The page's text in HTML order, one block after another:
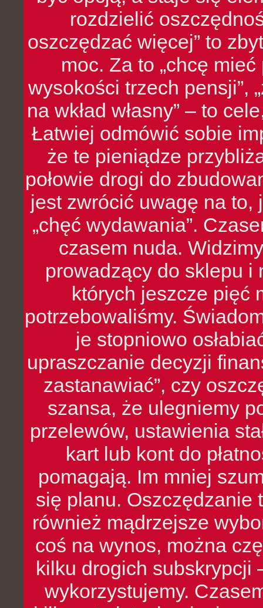
rozdzielić
oszczędzać więcej” to
moc. Za to „chcę
wysokości trzech pensji”,
na wkład własny” – to
Łatwiej odmówić sobie
że te pieniądze
połowie drogi do
jest zwrócić uwagę na to,
„chęć wydawania”.
czasem nuda.
prowadzący do sklepu i
których jeszcze pięć
potrzebowaliśmy.
je stopniowo
upraszczanie decyzji
zastanawiać”, czy
szansa, że ulegniemy
przelewów, ustawienia
kart lub kont do
pomagają. Im mniej
się planu. Oszczędzanie
również mądrzejsze
coś na wynos, można
kilku drogich subskrypcji
wykorzystujemy.